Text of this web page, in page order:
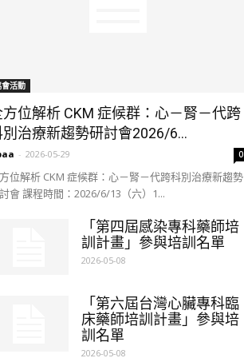
活動
方位解析 CKM 症候群：心－腎－代跨
別治療新趨勢研討會2026/6...
- 2026-05-29 0
位解析 CKM 症候群：心－腎－代跨科別治療新趨勢
會 課程時間：2026/6/13（六）1...
「第四屆感染專科藥師培
訓計畫」參與培訓名單
2026-05-08
「第六屆台灣心臟專科臨
床藥師培訓計畫」參與培
訓名單
2026-05-08